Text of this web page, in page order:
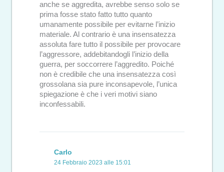
anche se aggredita, avrebbe senso solo se
prima fosse stato fatto tutto quanto
umanamente possibile per evitarne l’inizio
materiale. Al contrario è una insensatezza
assoluta fare tutto il possibile per provocare
l’aggressore, addebitandogli l’inizio della
guerra, per soccorrere l’aggredito. Poiché
non è credibile che una insensatezza così
grossolana sia pure inconsapevole, l’unica
spiegazione è che i veri motivi siano
inconfessabili.
Carlo
24 Febbraio 2023 alle 15:01